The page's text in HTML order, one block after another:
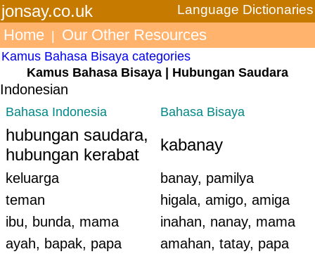
jonsay.co.uk Language Dictionaries
Home Our Other Resources
Kamus Bahasa Bisaya categories
Kamus Bahasa Bisaya | Hubungan Saudara
Indonesian
Bahasa Indonesia Bahasa Bisaya
hubungan saudara,
hubungan kerabat
kabanay
keluarga
banay, pamilya
teman
higala, amigo, amiga
ibu, bunda, mama
inahan, nanay, mama
ayah, bapak, papa
amahan, tatay, papa